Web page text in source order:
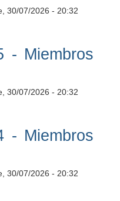
30/07/2026 - 20:32
- Miembros
30/07/2026 - 20:32
- Miembros
30/07/2026 - 20:32